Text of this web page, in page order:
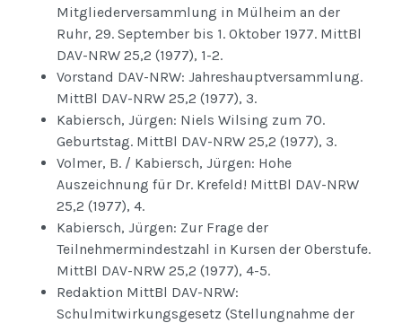
Mitgliederversammlung in Mülheim an der
Ruhr, 29. September bis 1. Oktober 1977. MittBl
DAV-NRW 25,2 (1977), 1-2.
Vorstand DAV-NRW: Jahreshauptversammlung.
MittBl DAV-NRW 25,2 (1977), 3.
Kabiersch, Jürgen: Niels Wilsing zum 70.
Geburtstag. MittBl DAV-NRW 25,2 (1977), 3.
Volmer, B. / Kabiersch, Jürgen: Hohe
Auszeichnung für Dr. Krefeld! MittBl DAV-NRW
25,2 (1977), 4.
Kabiersch, Jürgen: Zur Frage der
Teilnehmermindestzahl in Kursen der Oberstufe.
MittBl DAV-NRW 25,2 (1977), 4-5.
Redaktion MittBl DAV-NRW:
Schulmitwirkungsgesetz (Stellungnahme der